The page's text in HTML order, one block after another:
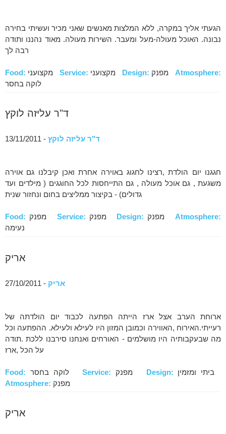
הגעתי אליך במקרה, ללא המלצות מאנשים שאני מכיר ועשיתי בחירה
נבונה. האוכל מעולה-מעל ומעבר. השירות מעולה. מאוד נהננו ותודה
רבה לך
Food: Service: Design:
Atmosphere:
לוקה בחסר
ד"ר עליזה לוקץ
ד"ר עליזה לוקץ - 13/11/2011
חגגנו יום הולדת ,רצינו לחגוג באוירה אחרת ואכן קיבלנו גם אוירה
משגעת , גם אוכל מעולה , גם התייחסות לכל החוגגים ( מילדים ועד
גדולים) - בקיצור ממליצים בחום ונחזור שנית
Food: Service: Design: מפנקAtmosphere:
נעימה
אריק
אריק - 27/10/2011
ארוחת הערב אצל ארז הייתה הפתעה לכבוד יום הולדתה של
רעייתי.האירוח ,האווירה וכמובן המזון היו לעילא ולעילא. ההפתעה וכל
מה שבעקבותיה היו מושלמים - האורחים ואנחנו סירבנו ללכת .תודה
על הכל ,ארז
Food: לוקה בחסרService: Design:
Atmosphere: מפנק
אריק